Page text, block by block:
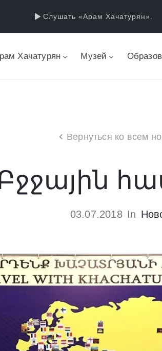
Слушать «Арам Хачатурян».
Хачатурян Музей
Вернуться ко всем
03.07.2018 In